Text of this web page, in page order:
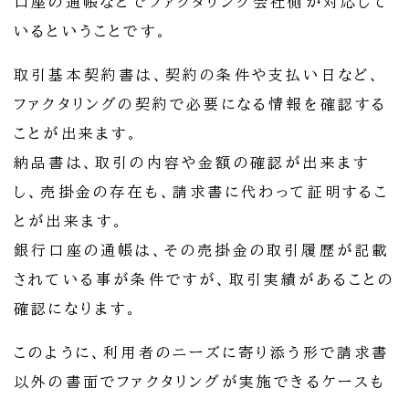
いるということです。
取引基本契約書は、契約の条件や支払い日など、
ファクタリングの契約で必要になる情報を確認する
ことが出来ます。
納品書は、取引の内容や金額の確認が出来ます
し、売掛金の存在も、請求書に代わって証明するこ
とが出来ます。
銀行口座の通帳は、その売掛金の取引履歴が記載
されている事が条件ですが、取引実績があることの
確認になります。
このように、利用者のニーズに寄り添う形で請求書
以外の書面でファクタリングが実施できるケースも